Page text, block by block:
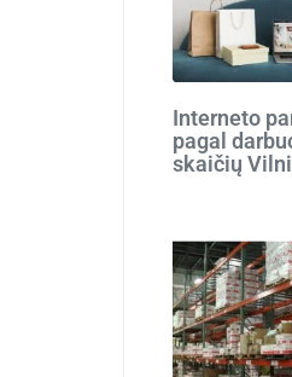
Interneto
pagal
skaičių